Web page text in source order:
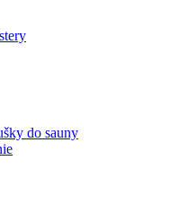
do sauny